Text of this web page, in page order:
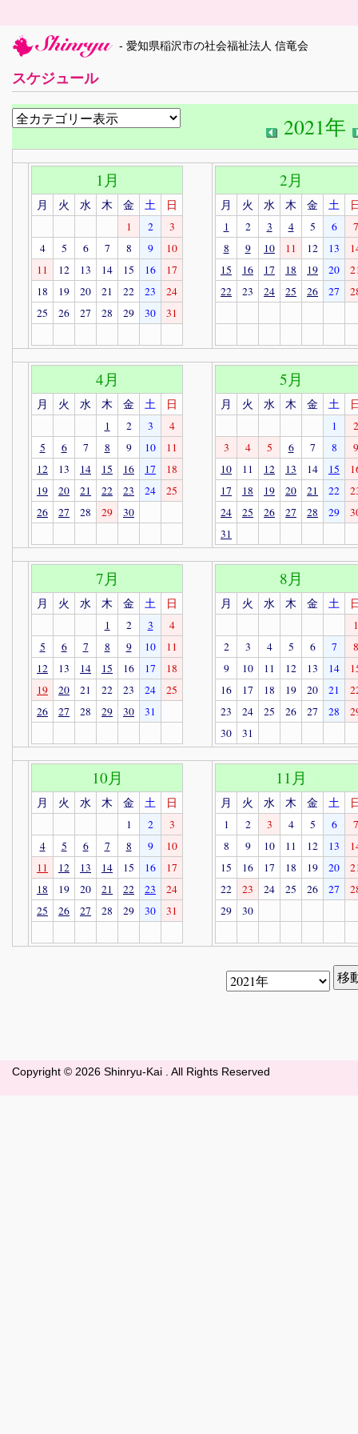
- 愛知県稲沢市の社会福祉法人 信竜会
スケジュール
2021年
1月
月 火 水 木 金 土
日
1
2
3
4
5 6 7 8 9
10
11
12 13 14 15 16
17
18
19 20 21 22 23
24
25
26 27 28 29 30 31
2月
月 火 水 木 金 土
1
2 3 4 5 6
7
8
9 10 11 12 13
15
16 17 18 19 20
22
23 24 25 26 27
4月
月 火 水 木 金 土
日
1
2 3
4
5
6 7 8 9 10
11
12
13 14 15 16 17
18
19
20 21 22 23 24
25
26
27 28 29 30
5月
月 火 水 木 金 土
1
2
3
4 5 6 7 8
9
10
11 12 13 14 15
17
18 19 20 21 22
24
25 26 27 28 29
31
7月
月 火 水 木 金 土
日
1
2 3
4
5
6 7 8 9 10
11
12
13 14 15 16 17
18
19
20 21 22 23 24
25
26
27 28 29 30 31
8月
月 火 水 木 金 土
1
2
3 4 5 6 7
8
9
10 11 12 13 14
16
17 18 19 20 21
23
24 25 26 27 28
30
31
10月
月 火 水 木 金 土
日
1
2
3
4
5 6 7 8 9
10
11
12 13 14 15 16
17
18
19 20 21 22 23
24
25
26 27 28 29 30 31
11月
月 火 水 木 金 土
1
2 3 4 5 6
7
8
9 10 11 12 13
15
16 17 18 19 20
22
23 24 25 26 27
29
30
Copyright © 2026 Shinryu-Kai . All Rights Reserved